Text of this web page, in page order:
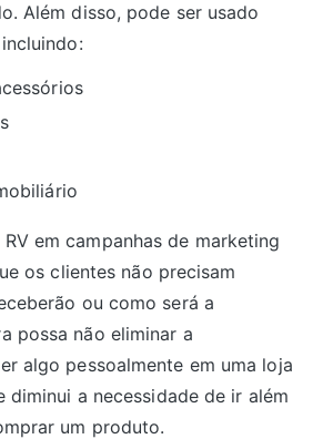
Além disso, pode ser usado
em campanhas de marketing
os clientes não precisam
ou como será a
possa não eliminar a
algo pessoalmente em uma loja
diminui a necessidade de ir além
um produto.